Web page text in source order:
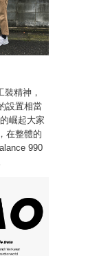
精神，
設置相當
崛起大家
在整體的
990